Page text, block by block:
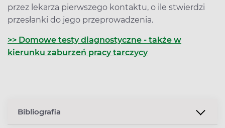
przez lekarza pierwszego kontaktu, o ile stwierdzi
przesłanki do jego przeprowadzenia.
>> Domowe testy diagnostyczne - także w
kierunku zaburzeń pracy tarczycy
Bibliografia